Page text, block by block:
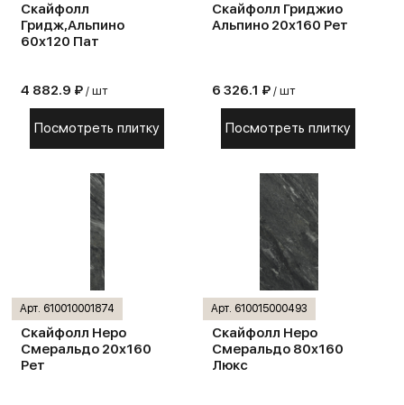
Скайфолл
Гридж,Альпино
60х120 Пат
4 882.9 ₽ / шт
Посмотреть плитку
Скайфолл Гриджио
Альпино 20х160 Рет
6 326.1 ₽ / шт
Посмотреть плитку
Арт. 610010001874
Скайфолл Неро
Смеральдо 20х160
Рет
Арт. 610015000493
Скайфолл Неро
Смеральдо 80х160
Люкс